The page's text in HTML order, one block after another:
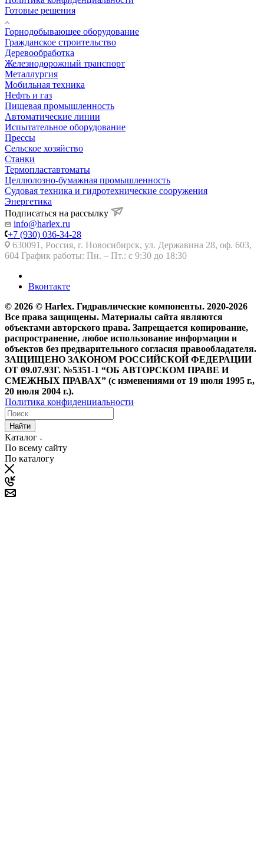
Готовые решения
Горнодобывающее оборудование
Гражданское строительство
Деревообработка
Железнодорожный транспорт
Металлургия
Мобильная техника
Нефть и газ
Пищевая промышленность
Автоматические линии
Испытательное оборудование
Прессы
Сельское хозяйство
Станки
Термопластавтоматы
Целлюлозно-бумажная промышленность
Судовая техника и гидротехнические сооружения
Энергетика
Подписаться на рассылку
info@harlex.ru
+7 (930) 036-34-28
630091, Россия, г. Новосибирск, ул. Державина 28, оф. 603,
604 График работы: Пн. – Пт.: с 9:30 до 18:30
Вконтакте
© 2026 © Harlex. Гидравлические компоненты. 2020-2026
Все права защищены. Материалы сайта являются
объектами авторского права. Запрещается копирование,
распространение, любое использование информации и
объектов без предварительного согласия правообладателя.
ЗАЩИЩЕНО ЗАКОНОМ РОССИЙСКОЙ ФЕДЕРАЦИИ
ОТ 09.07.93Г. №5351-1 “ОБ АВТОРСКОМ ПРАВЕ И
СМЕЖНЫХ ПРАВАХ” (с изменениями от 19 июля 1995 г.,
20 июля 2004 г.).
Политика конфиденциальности
Найти
Каталог
По всему сайту
По каталогу